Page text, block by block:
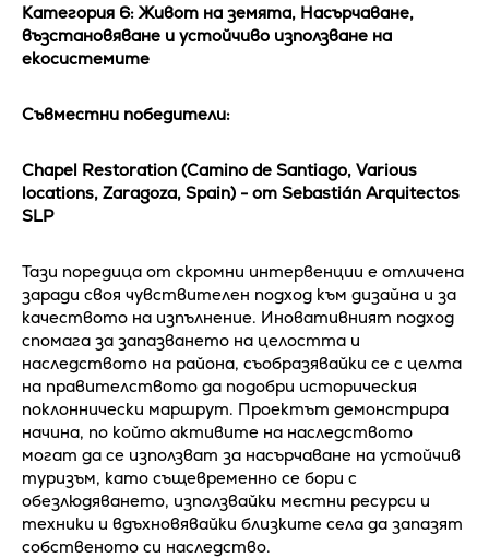
Категория 6: Живот на земята, Насърчаване,
възстановяване и устойчиво използване на
екосистемите
Съвместни победители:
Chapel Restoration (Camino de Santiago, Various
locations, Zaragoza, Spain) - от Sebastián Arquitectos
SLP
Тази поредица от скромни интервенции е отличена
заради своя чувствителен подход към дизайна и за
качеството на изпълнение. Иновативният подход
спомага за запазването на целостта и
наследството на района, съобразявайки се с целта
на правителството да подобри историческия
поклоннически маршрут. Проектът демонстрира
начина, по който активите на наследството
могат да се използват за насърчаване на устойчив
туризъм, като същевременно се бори с
обезлюдяването, използвайки местни ресурси и
техники и вдъхновявайки близките села да запазят
собственото си наследство.